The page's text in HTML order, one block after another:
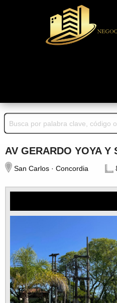
AV GERARDO YOYA Y
San Carlos · Concordia